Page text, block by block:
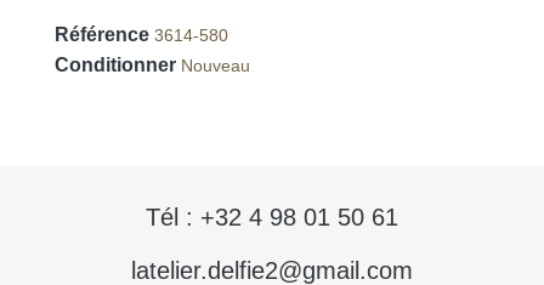
Référence 3614-580
Conditionner Nouveau
Tél : +32 4 98 01 50 61
latelier.delfie2@gmail.com